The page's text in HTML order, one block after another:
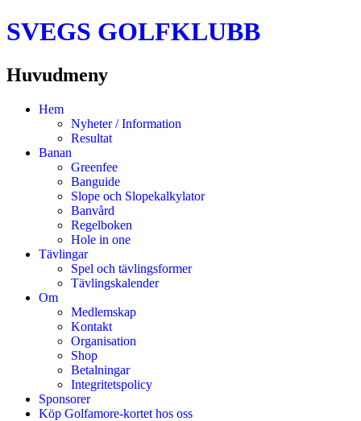
SVEGS GOLFKLUBB
Huvudmeny
HoppaHem
Nyheter / Information
Resultat
Banan
Greenfee
Banguide
Slope och Slopekalkylator
Banvård
Regelboken
Hole in one
Tävlingar
Spel och tävlingsformer
Tävlingskalender
Om
Medlemskap
Kontakt
Organisation
Shop
Betalningar
Integritetspolicy
Sponsorer
Köp Golfamore-kortet hos oss